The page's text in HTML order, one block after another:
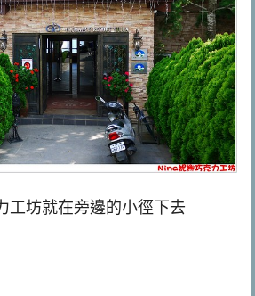
工坊就在旁邊的小徑下去